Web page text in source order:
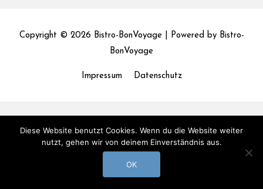
Copyright © 2026 Bistro-BonVoyage| Powered by Bistro-
BonVoyage
Impressum Datenschutz
Diese Website benutzt Cookies. Wenn du die Website weiter
nutzt, gehen wir von deinem Einverständnis aus.
OK